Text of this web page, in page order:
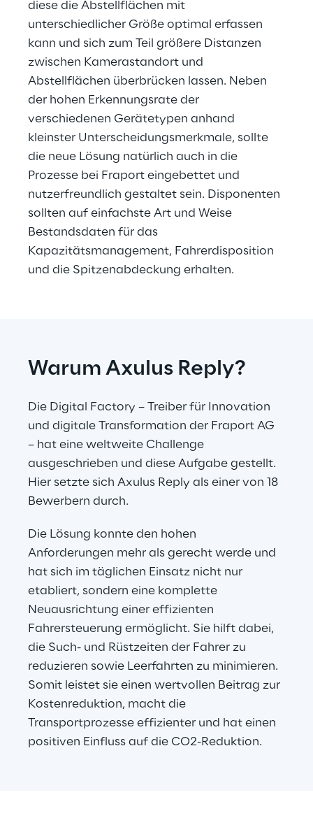
diese die Abstellflächen mit
unterschiedlicher Größe optimal erfassen
kann und sich zum Teil größere Distanzen
zwischen Kamerastandort und
Abstellflächen überbrücken lassen. Neben
der hohen Erkennungsrate der
verschiedenen Gerätetypen anhand
kleinster Unterscheidungsmerkmale, sollte
die neue Lösung natürlich auch in die
Prozesse bei Fraport eingebettet und
nutzerfreundlich gestaltet sein. Disponenten
sollten auf einfachste Art und Weise
Bestandsdaten für das
Kapazitätsmanagement, Fahrerdisposition
und die Spitzenabdeckung erhalten.
Warum Axulus Reply?
Die Digital Factory – Treiber für Innovation
und digitale Transformation der Fraport AG
– hat eine weltweite Challenge
ausgeschrieben und diese Aufgabe gestellt.
Hier setzte sich Axulus Reply als einer von 18
Bewerbern durch.
Die Lösung konnte den hohen
Anforderungen mehr als gerecht werde und
hat sich im täglichen Einsatz nicht nur
etabliert, sondern eine komplette
Neuausrichtung einer effizienten
Fahrersteuerung ermöglicht. Sie hilft dabei,
die Such- und Rüstzeiten der Fahrer zu
reduzieren sowie Leerfahrten zu minimieren.
Somit leistet sie einen wertvollen Beitrag zur
Kostenreduktion, macht die
Transportprozesse effizienter und hat einen
positiven Einfluss auf die CO2-Reduktion.